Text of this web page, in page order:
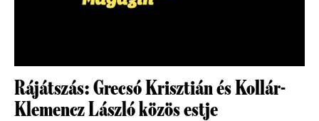
Rájátszás: Grecsó Krisztián és Kollár-
Klemencz László közös estje